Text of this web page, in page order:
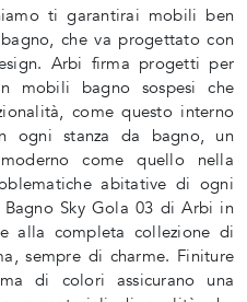
ti garantirai mobili ben
che va progettato con
Arbi firma progetti per
mobili bagno sospesi che
come questo interno
ogni stanza da bagno, un
come quello nella
abitative di ogni
Sky Gola 03 di Arbi in
alla completa collezione di
sempre di charme. Finiture
di colori assicurano una